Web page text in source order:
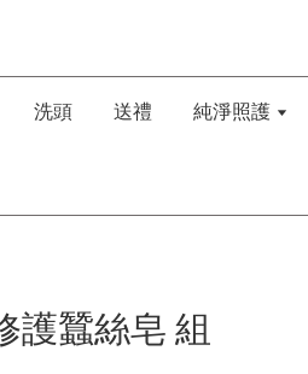
洗頭 送禮 純淨照護
護蠶絲皂 組